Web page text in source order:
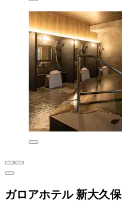
ガロアホテル 新大久保